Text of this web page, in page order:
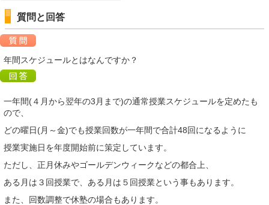
質問と回答
年間スケジュールとはなんですか？
一年間(４月から翌年の3月まで)の通常授業スケジュールを定めたも
ので、
どの曜日(月～金)でも授業回数が一年間で合計48回になるように
授業実施日を年度開始前に策定しています。
ただし、正月休みやゴールデンウィークなどの都合上、
ある月は３回授業で、ある月は５回授業という事もあります。
また、回数調整で休塾の場合もあります。